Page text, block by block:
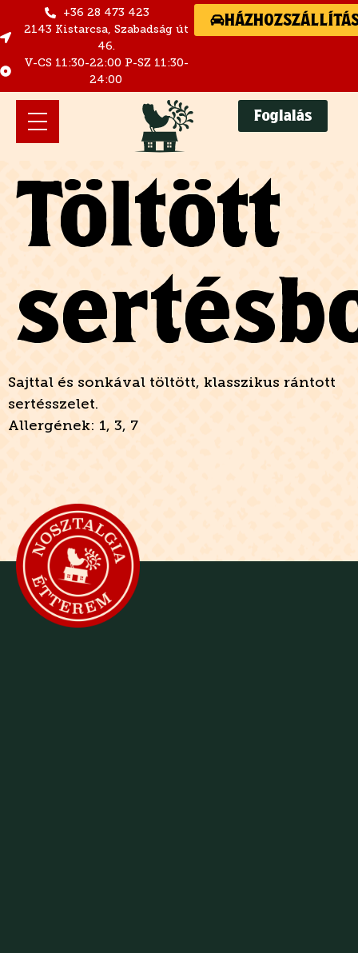
+36 28 473 423
2143 Kistarcsa, Szabadság út
46.
V-CS 11:30-22:00 P-SZ 11:30-
24:00
Foglalás
Töltött
Sajttal és sonkával töltött, klasszikus rántott
sertésszelet.
Allergének: 1, 3, 7